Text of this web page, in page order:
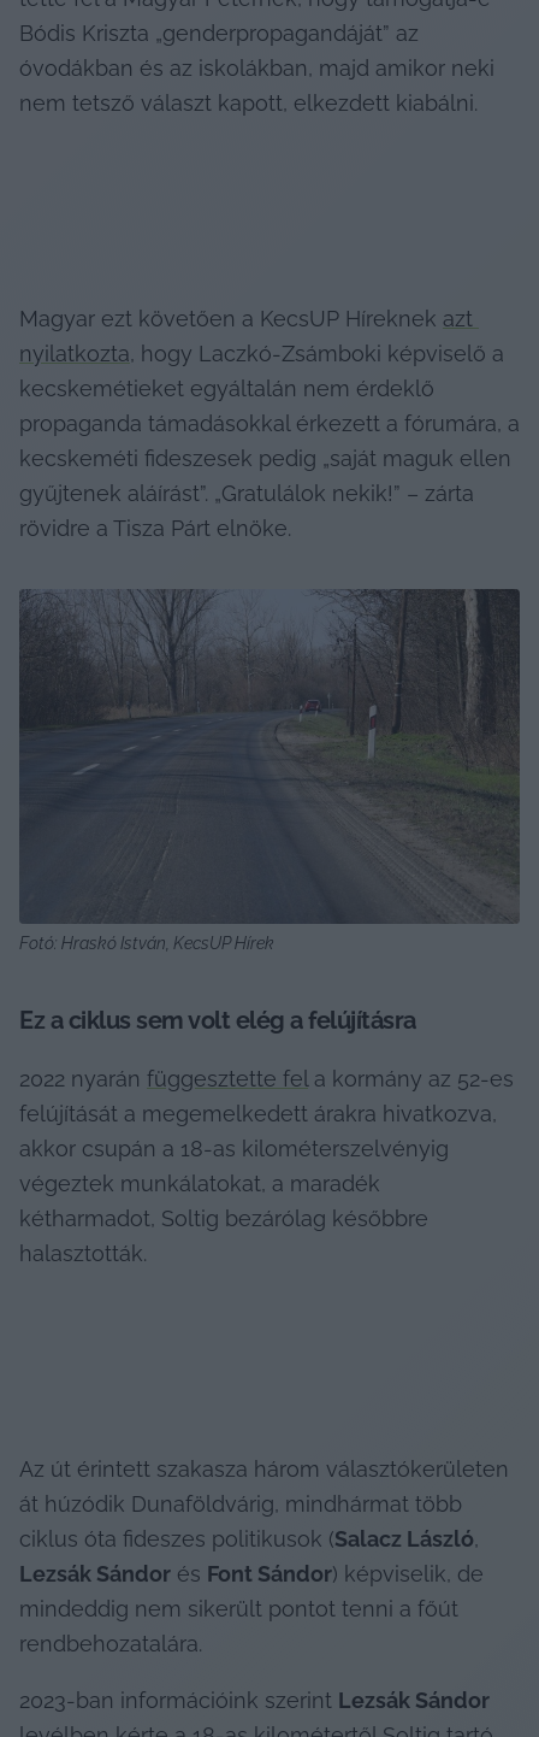
Bódis Kriszta „genderpropagandáját” az
óvodákban és az iskolákban, majd amikor neki
nem tetsző választ kapott, elkezdett kiabálni.
Magyar ezt követően a KecsUP Híreknek azt
nyilatkozta, hogy Laczkó-Zsámboki képviselő a
kecskemétieket egyáltalán nem érdeklő
propaganda támadásokkal érkezett a fórumára, a
kecskeméti fideszesek pedig „saját maguk ellen
gyűjtenek aláírást”. „Gratulálok nekik!” – zárta
rövidre a Tisza Párt elnöke.
Fotó: Hraskó István, KecsUP Hírek
Ez a ciklus sem volt elég a felújításra
2022 nyarán függesztette fel a kormány az 52-es
felújítását a megemelkedett árakra hivatkozva,
akkor csupán a 18-as kilométerszelvényig
végeztek munkálatokat, a maradék
kétharmadot, Soltig bezárólag későbbre
halasztották.
Az út érintett szakasza három választókerületen
át húzódik Dunaföldvárig, mindhármat több
ciklus óta fideszes politikusok (Salacz László
Lezsák Sándor és Font Sándor) képviselik, de
mindeddig nem sikerült pontot tenni a főút
rendbehozatalára.
2023-ban információink szerint Lezsák Sándor